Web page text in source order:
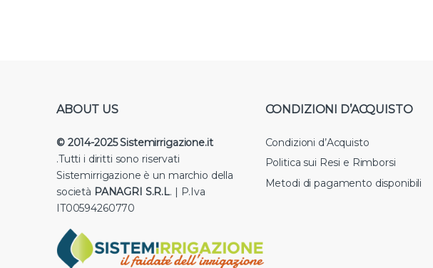
ABOUT US
© 2014-2025 Sistemirrigazione.it
.Tutti i diritti sono riservati
Sistemirrigazione è un marchio della
società PANAGRI S.R.L. | P.Iva
IT00594260770
CONDIZIONI D’ACQUISTO
Condizioni d’Acquisto
Politica sui Resi e Rimborsi
Metodi di pagamento disponibili